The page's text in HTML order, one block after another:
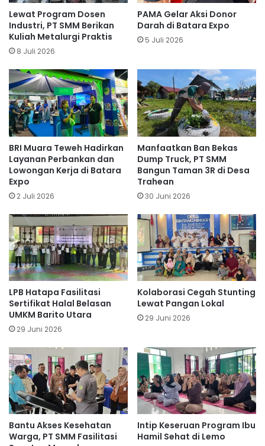
Lewat Program Dosen
Industri, PT SMM Berikan
Kuliah Metalurgi Praktis
8 Juli 2026
PAMA Gelar Aksi Donor
Darah di Batara Expo
5 Juli 2026
BRI Muara Teweh Hadirkan
Layanan Perbankan dan
Lowongan Kerja di Batara
Expo
2 Juli 2026
Manfaatkan Ban Bekas
Dump Truck, PT SMM
Bangun Taman 3R di Desa
Trahean
30 Juni 2026
LPB Hatapa Fasilitasi
Sertifikat Halal Belasan
UMKM Barito Utara
29 Juni 2026
Kolaborasi Cegah Stunting
Lewat Pangan Lokal
29 Juni 2026
Bantu Akses Kesehatan
Warga, PT SMM Fasilitasi
Intip Keseruan Program Ibu
Hamil Sehat di Lemo